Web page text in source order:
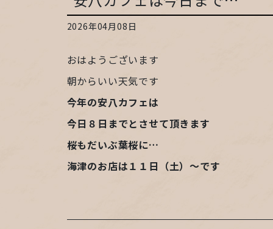
2026年04月08日
おはようございます
朝からいい天気です
今年の安八カフェは
今日８日までとさせて頂きます
桜もだいぶ葉桜に…
海津のお店は１１日（土）〜です